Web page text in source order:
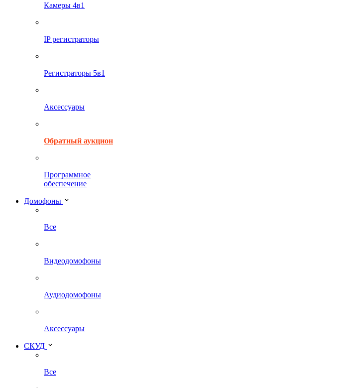
Камеры 4в1
IP регистраторы
Регистраторы 5в1
Аксессуары
Обратный аукцион
Программное
обеспечение
Домофоны
Все
Видеодомофоны
Аудиодомофоны
Аксессуары
СКУД
Все